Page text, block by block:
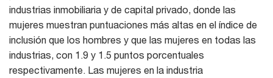
industrias inmobiliaria y de capital privado, donde las
mujeres muestran puntuaciones más altas en el índice de
inclusión que los hombres y que las mujeres en todas las
industrias, con 1.9 y 1.5 puntos porcentuales
respectivamente. Las mujeres en la industria